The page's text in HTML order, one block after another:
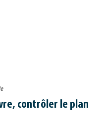
contrôler le plan